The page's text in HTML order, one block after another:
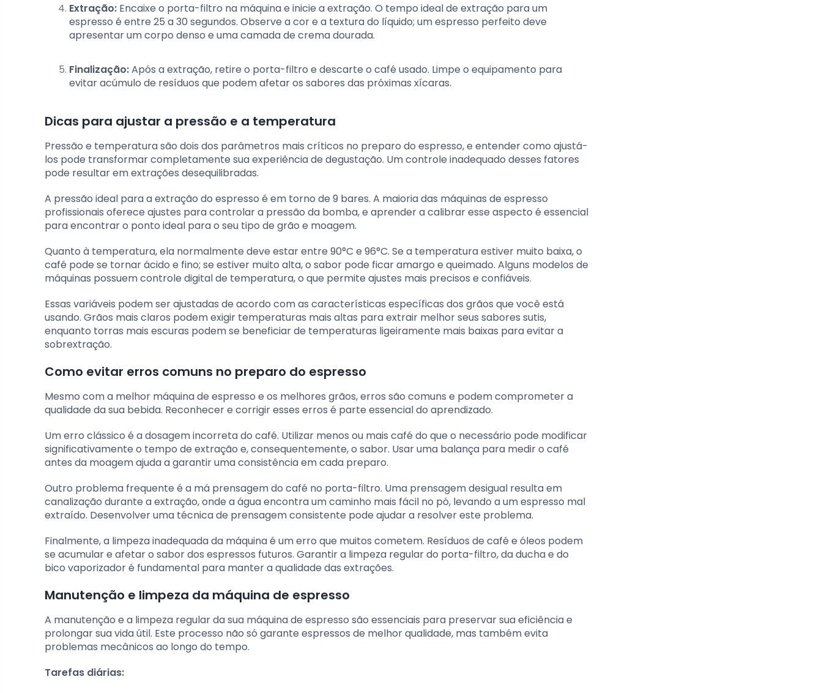
Extração: Encaixe o porta-filtro na máquina e inicie a extração. O tempo ideal de extração para um
espresso é entre 25 a 30 segundos. Observe a cor e a textura do líquido; um espresso perfeito deve
apresentar um corpo denso e uma camada de crema dourada.
Finalização:Após a extração, retire o porta-filtro e descarte o café usado. Limpe o equipamento para
evitar acúmulo de resíduos que podem afetar os sabores das próximas xícaras.
Dicas para ajustar a pressão e a temperatura
Pressão e temperatura são dois dos parâmetros mais críticos no preparo do espresso, e entender como ajustá-
los pode transformar completamente sua experiência de degustação. Um controle inadequado desses fatores
pode resultar em extrações desequilibradas.
A pressão ideal para a extração do espresso é em torno de 9 bares. A maioria das máquinas de espresso
profissionais oferece ajustes para controlar a pressão da bomba, e aprender a calibrar esse aspecto é essencial
para encontrar o ponto ideal para o seu tipo de grão e moagem.
Quanto à temperatura, ela normalmente deve estar entre 90°C e 96°C. Se a temperatura estiver muito baixa, o
café pode se tornar ácido e fino; se estiver muito alta, o sabor pode ficar amargo e queimado. Alguns modelos de
máquinas possuem controle digital de temperatura, o que permite ajustes mais precisos e confiáveis.
Essas variáveis podem ser ajustadas de acordo com as características específicas dos grãos que você está
usando. Grãos mais claros podem exigir temperaturas mais altas para extrair melhor seus sabores sutis,
enquanto torras mais escuras podem se beneficiar de temperaturas ligeiramente mais baixas para evitar a
sobrextração.
Como evitar erros comuns no preparo do espresso
Mesmo com a melhor máquina de espresso e os melhores grãos, erros são comuns e podem comprometer a
qualidade da sua bebida. Reconhecer e corrigir esses erros é parte essencial do aprendizado.
Um erro clássico é a dosagem incorreta do café. Utilizar menos ou mais café do que o necessário pode modificar
significativamente o tempo de extração e, consequentemente, o sabor. Usar uma balança para medir o café
antes da moagem ajuda a garantir uma consistência em cada preparo.
Outro problema frequente é a má prensagem do café no porta-filtro. Uma prensagem desigual resulta em
canalização durante a extração, onde a água encontra um caminho mais fácil no pó, levando a um espresso mal
extraído. Desenvolver uma técnica de prensagem consistente pode ajudar a resolver este problema.
Finalmente, a limpeza inadequada da máquina é um erro que muitos cometem. Resíduos de café e óleos podem
se acumular e afetar o sabor dos espressos futuros. Garantir a limpeza regular do porta-filtro, da ducha e do
bico vaporizador é fundamental para manter a qualidade das extrações.
Manutenção e limpeza da máquina de espresso
A manutenção e a limpeza regular da sua máquina de espresso são essenciais para preservar sua eficiência e
prolongar sua vida útil. Este processo não só garante espressos de melhor qualidade, mas também evita
problemas mecânicos ao longo do tempo.
Tarefas diárias: